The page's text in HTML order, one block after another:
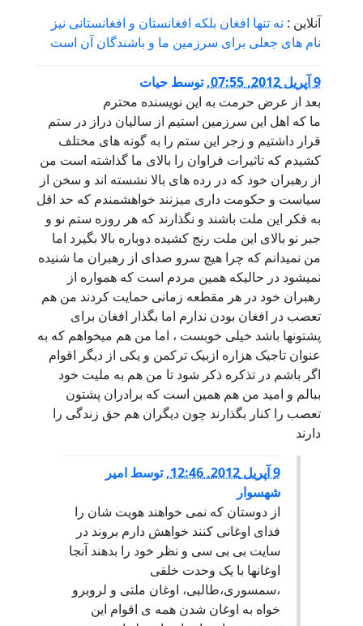
نه تنها افغان بلکه افغانستان و افغانستانی نیز
های جعلی برای سرزمین ما و باشندگان آن است
,توسطحیات
از عرض حرمت به این نویسنده محترم
که اهل این سرزمین استیم از سالیان دراز در ستم
داشتیم و زجر این ستم را به گونه های مختلف
که تاثیرات فراوان را بالای ما گذاشته است من
رهبران خود که در رده های بالا نشسته اند و سخن از
و حکومت داری میزنند خواهشمندم که حد اقل
فکر این ملت باشند و نگذارند که هر روزه ستم نو و
نو بالای این ملت رنج کشیده دوباره بالا بگیرد اما
نمیدانم که چرا هیچ سرو صدای از رهبران ما شنیده
در حالیکه همین مردم است که همواره از
خود در هر مقطعه زمانی حمایت کردند من هم
در افغان بودن ندارم اما بگذار افغان برای
باشد خیلی خوبست ، اما من هم میخواهم که به
تاجیک هزاره ازبیک ترکمن و یکی از دیگر اقوام
باشم در تذکره ذکر شود تا من هم به ملیت خود
و امید من هم همین است که برادران پشتون
را کنار بگذارند چون دیگران هم حق زندگی را
,توسطامیر
از دوستان که نمی خواهند هویت شان را
فدای اوغانی کنند خواهش دارم بروند در
سایت بی بی سی و نظر خود را بدهند آنجا
اوغانها با یک وحدت خلقی
،سمسوری،طالبی، اوغان ملتی و لروبرو
خواه به اوغان شدن همه ی اقوام این